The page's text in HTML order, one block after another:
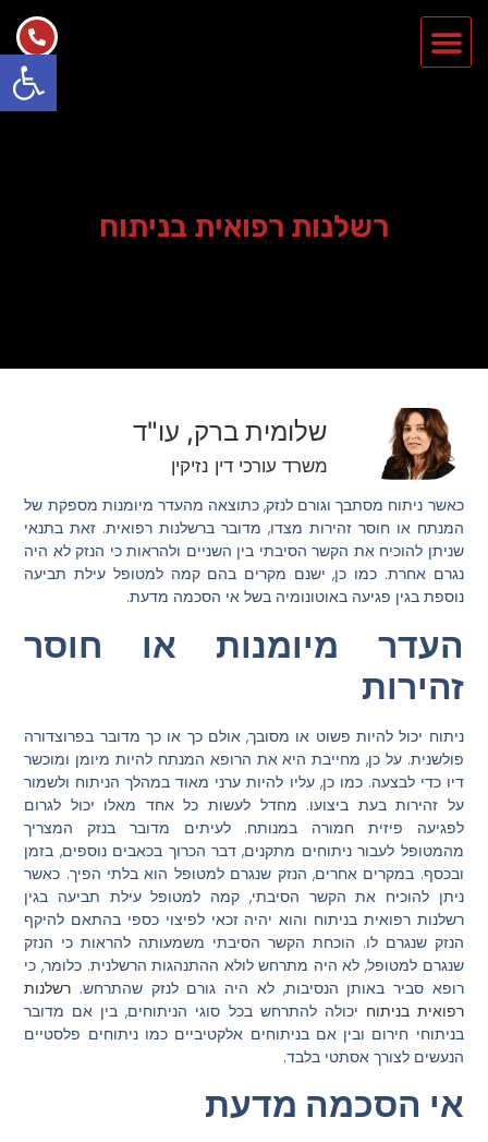
פתח
רשלנות רפואית בניתוח
שלומית ברק, עו"ד
משרד עורכי דין נזיקין
כאשר ניתוח מסתבך וגורם לנזק, כתוצאה מהעדר מיומנות מספקת של
המנתח או חוסר זהירות מצדו, מדובר ברשלנות רפואית. זאת בתנאי
שניתן להוכיח את הקשר הסיבתי בין השניים ולהראות כי הנזק לא היה
נגרם אחרת. כמו כן, ישנם מקרים בהם קמה למטופל עילת תביעה
נוספת בגין פגיעה באוטונומיה בשל אי הסכמה מדעת.
העדר מיומנות או חוסר
זהירות
ניתוח יכול להיות פשוט או מסובך, אולם כך או כך מדובר בפרוצדורה
פולשנית. על כן, מחייבת היא את הרופא המנתח להיות מיומן ומוכשר
דיו כדי לבצעה. כמו כן, עליו להיות ערני מאוד במהלך הניתוח ולשמור
על זהירות בעת ביצועו. מחדל לעשות כל אחד מאלו יכול לגרום
לפגיעה פיזית חמורה במנותח. לעיתים מדובר בנזק המצריך
מהמטופל לעבור ניתוחים מתקנים, דבר הכרוך בכאבים נוספים, בזמן
ובכסף. במקרים אחרים, הנזק שנגרם למטופל הוא בלתי הפיך. כאשר
ניתן להוכיח את הקשר הסיבתי, קמה למטופל עילת תביעה בגין
רשלנות רפואית בניתוח והוא יהיה זכאי לפיצוי כספי בהתאם להיקף
הנזק שנגרם לו. הוכחת הקשר הסיבתי משמעותה להראות כי הנזק
שנגרם למטופל, לא היה מתרחש לולא ההתנהגות הרשלנית. כלומר, כי
רופא סביר באותן הנסיבות, לא היה גורם לנזק שהתרחש. רשלנות
רפואית בניתוח יכולה להתרחש בכל סוגי הניתוחים, בין אם מדובר
בניתוחי חירום ובין אם בניתוחים אלקטיביים כמו ניתוחים פלסטיים
הנעשים לצורך אסתטי בלבד.
אי הסכמה מדעת